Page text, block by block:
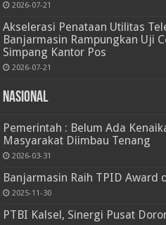
2026-07-21
Akselerasi Penataan Utilitas
Banjarmasin Rampungkan Uji
Simpang Kantor Pos
2026-07-21
Nasional
Pemerintah : Belum Ada
Masyarakat Diimbau Tenang
2026-03-31
Banjarmasin Raih TPID Award
2025-11-30
PTBI Kalsel, Sinergi Pusat